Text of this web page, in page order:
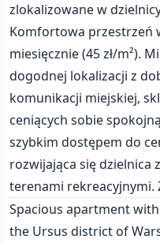
zlokalizowane w
Komfortowa przestrzeń
miesięcznie (45 zł/m²).
dogodnej lokalizacji z
komunikacji miejskiej,
ceniących sobie
szybkim dostępem do
rozwijająca się
terenami rekreacyjnymi.
Spacious apartment
the Ursus district of